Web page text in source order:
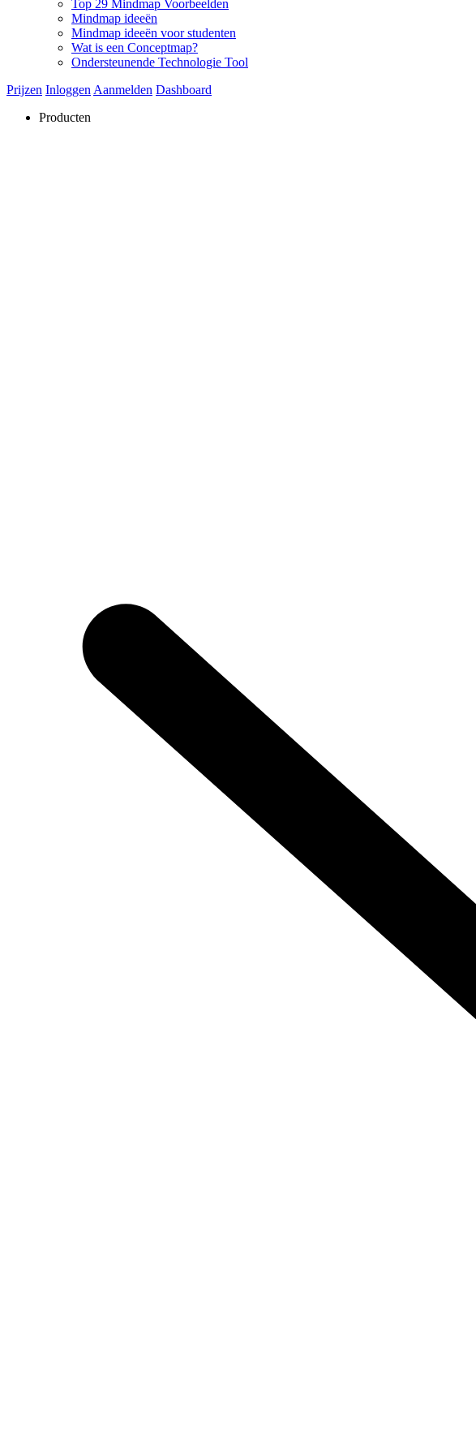
Top 29 Mindmap Voorbeelden
Mindmap ideeën
Mindmap ideeën voor studenten
Wat is een Conceptmap?
Ondersteunende Technologie Tool
Prijzen Inloggen Aanmelden Dashboard
Producten